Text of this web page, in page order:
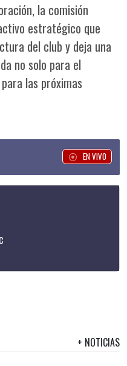
la comisión
estratégico que
del club y deja una
no solo para el
las próximas
EN VIVO
+ NOTICIAS